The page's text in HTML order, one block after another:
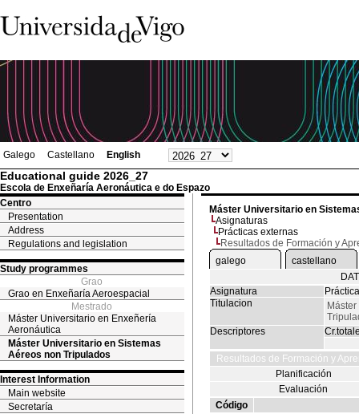
Galego Castellano English
Educational guide 2026_27
Escola de Enxeñaría Aeronáutica e do Espazo
Centro
Presentation
Address
Regulations and legislation
Study programmes
Grao
Grao en Enxeñaría Aeroespacial
Mestrado
Máster Universitario en Enxeñería
Aeronáutica
Máster Universitario en Sistemas
Aéreos non Tripulados
Interest Information
Main website
Secretaría
Máster Universitario en
Asignaturas
Prácticas externas
Resultados de Formación y
galego
castellano
Asignatura
Titulacion
Descriptores
Resultados de Formación y
Planificación
Evaluación
Código